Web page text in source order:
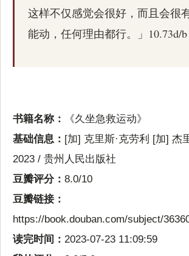
这样不仅感觉会很好，而且会很
能动，任何理由都行。」10.73d/b
书籍名称：
《久坐急救运动》
基础信息： [加] 克里斯·克劳利 [加] 杰
2023 / 贵州人民出版社
豆瓣评分： 8.0/10
豆瓣链接：
https://book.douban.com/subject/
读完时间： 2023-07-23 11:09:59